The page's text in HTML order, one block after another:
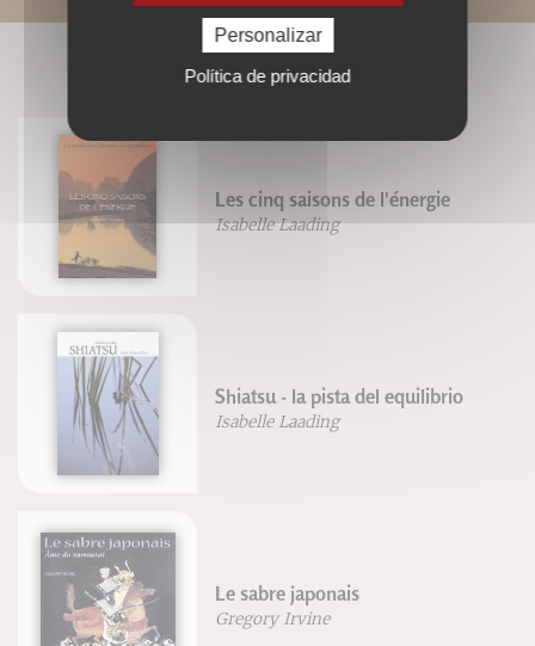
LIVRES ASSOCIÉS
Les cinq saisons de l'énergie
Isabelle Laading
Shiatsu - la pista del equilibrio
Isabelle Laading
Le sabre japonais
Gregory Irvine
Personalizar
Política de privacidad